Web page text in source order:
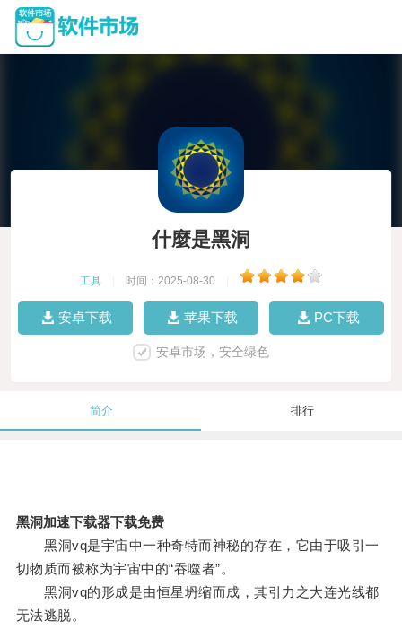
什麼是黑洞
工具 时间：2025-08-30
安卓下载 苹果下载 PC下载
安卓市场，安全绿色
简介 排行
黑洞加速下载器下载免费
黑洞vq是宇宙中一种奇特而神秘的存在，它由于吸引一
切物质而被称为宇宙中的“吞噬者”。
黑洞vq的形成是由恒星坍缩而成，其引力之大连光线都
无法逃脱。